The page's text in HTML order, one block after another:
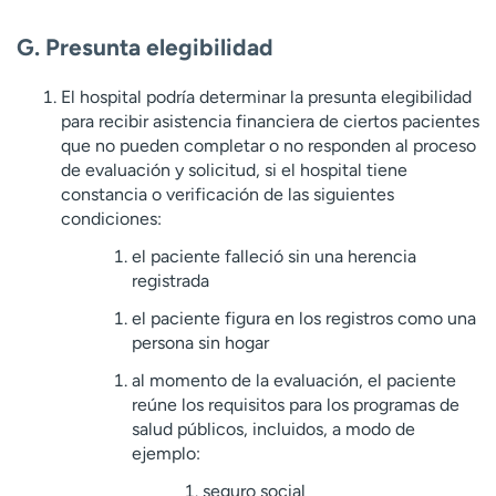
G. Presunta elegibilidad
El hospital podría determinar la presunta elegibilidad
para recibir asistencia financiera de ciertos pacientes
que no pueden completar o no responden al proceso
de evaluación y solicitud, si el hospital tiene
constancia o verificación de las siguientes
condiciones:
el paciente falleció sin una herencia
registrada
el paciente figura en los registros como una
persona sin hogar
al momento de la evaluación, el paciente
reúne los requisitos para los programas de
salud públicos, incluidos, a modo de
ejemplo:
seguro social